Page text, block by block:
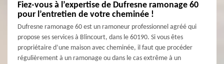
Fiez-vous à l’expertise de Dufresne ramonage 60
pour l’entretien de votre cheminée !
Dufresne ramonage 60 est un ramoneur professionnel agréé qui
propose ses services à Blincourt, dans le 60190. Si vous êtes
propriétaire d’une maison avec cheminée, il faut que procéder
régulièrement à un ramonage ou dans le cas extrême à un